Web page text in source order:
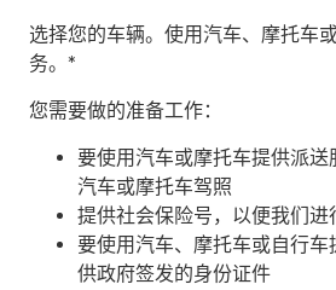
选择您的车辆。使用汽车、摩托车
务。*
您需要做的准备工作：
要使用汽车或摩托车提供派送
汽车或摩托车驾照
提供社会保险号，以便我们进
要使用汽车、摩托车或自行车
供政府签发的身份证件